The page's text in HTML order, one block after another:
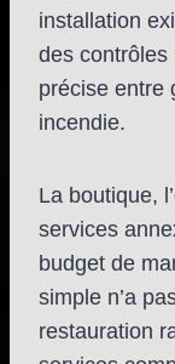
installation
des contrôles
précise entre
incendie.
La boutique,
services
budget de
simple n’a
restauration